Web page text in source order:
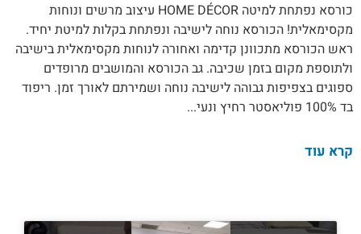
כורסא נפתחת למיטה HOME DÉCOR עיצוב מרשים ונוחות
מקסימאלית! הכורסא נוחה לישיבה ונפתחת בקלות למיטת יחיד.
ראש הכורסא מתכוונן קדימה ואחורה לנוחות מקסימאלית בישיבה
ולתוספת מקום בזמן שכיבה. גב הכורסא והמושבים מרופדים
ספוגים בצפיפות גבוהה לישיבה נוחה ושמירתם לאורך זמן. ריפוד
בד 100% פוליאסטר רחיץ ונעי...
קרא עוד